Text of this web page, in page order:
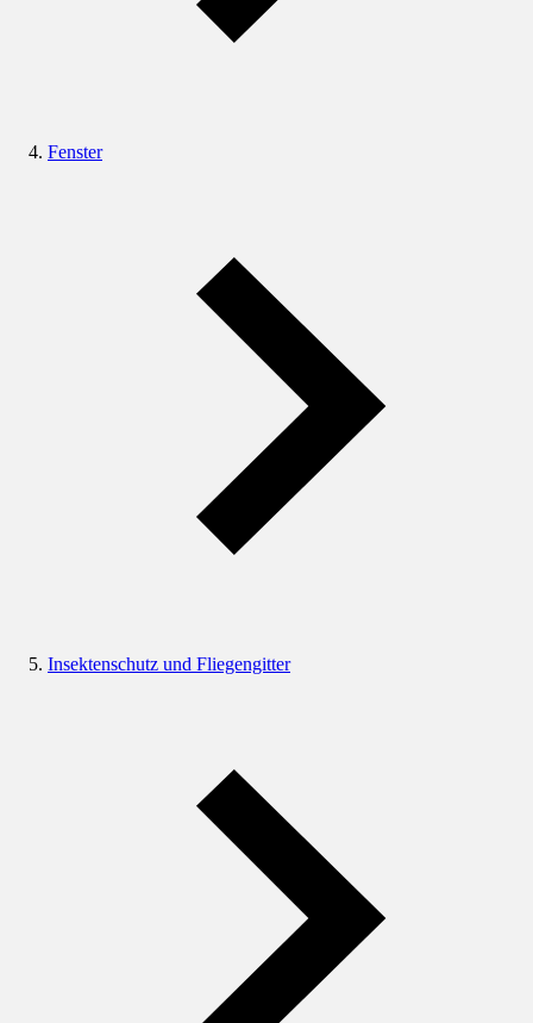
Fenster
Insektenschutz und Fliegengitter